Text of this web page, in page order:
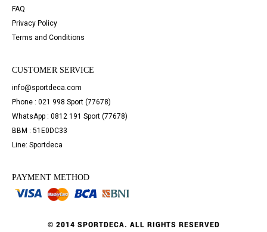
FAQ
Privacy Policy
Terms and Conditions
CUSTOMER SERVICE
info@sportdeca.com
Phone : 021 998 Sport (77678)
WhatsApp : 0812 191 Sport (77678)
BBM : 51E0DC33
Line: Sportdeca
PAYMENT METHOD
© 2014 SPORTDECA. ALL RIGHTS RESERVED